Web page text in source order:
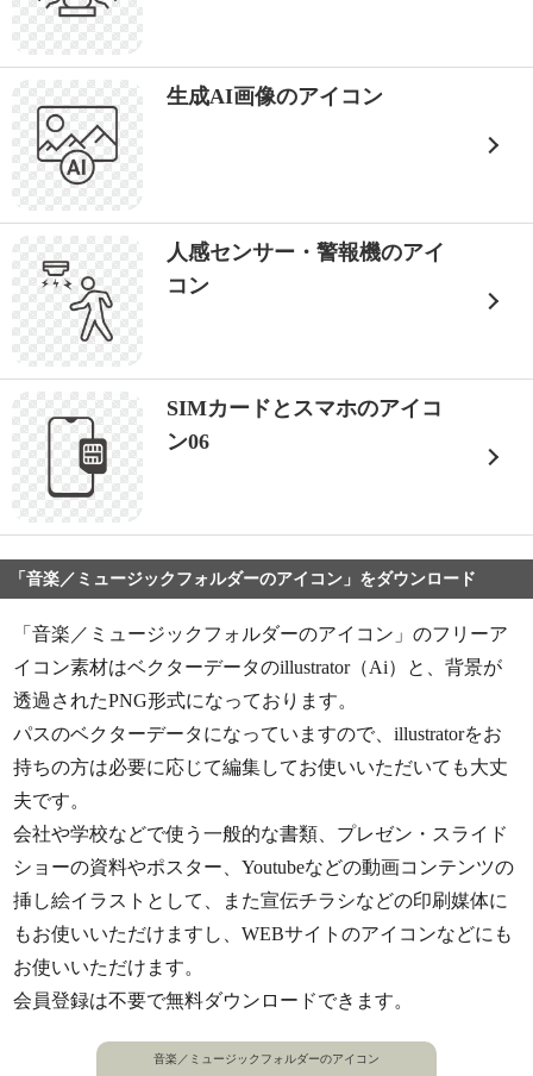
生成AI画像のアイコン
人感センサー・警報機のアイ
コン
SIMカードとスマホのアイコ
ン06
「音楽／ミュージックフォルダーのアイコン」をダウンロード
「音楽／ミュージックフォルダーのアイコン」のフリーア
イコン素材はベクターデータのillustrator（Ai）と、背景が
透過されたPNG形式になっております。
パスのベクターデータになっていますので、illustratorをお
持ちの方は必要に応じて編集してお使いいただいても大丈
夫です。
会社や学校などで使う一般的な書類、プレゼン・スライド
ショーの資料やポスター、Youtubeなどの動画コンテンツの
挿し絵イラストとして、また宣伝チラシなどの印刷媒体に
もお使いいただけますし、WEBサイトのアイコンなどにも
お使いいただけます。
会員登録は不要で無料ダウンロードできます。
音楽／ミュージックフォルダーのアイコン